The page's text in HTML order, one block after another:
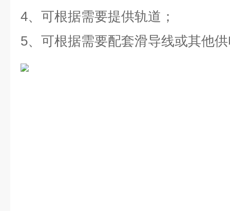
4、 可根据需要提供轨道；
5、可根据需要配套滑导线或其他